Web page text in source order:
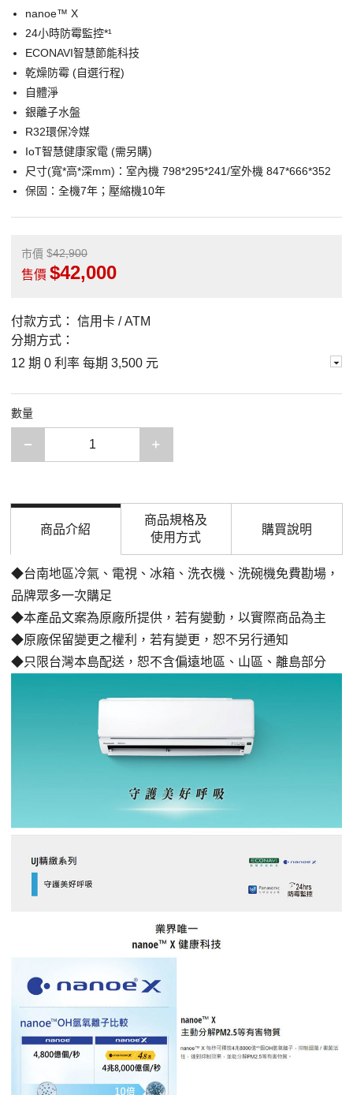
nanoe™ X
24小時防霉監控*¹
ECONAVI智慧節能科技
乾燥防霉 (自選行程)
自體淨
銀離子水盤
R32環保冷媒
IoT智慧健康家電 (需另購)
尺寸(寬*高*深mm)：室內機 798*295*241/室外機 847*666*352
保固：全機7年；壓縮機10年
市價 42,900
售價 42,000
付款方式：
信用卡 / ATM
分期方式：
12 期 0 利率 每期 3,500 元
數量
減少一項
商品介紹
商品規格及
使用方式
購買說明
◆台南地區冷氣、電視、冰箱、洗衣機、洗碗機免費勘場，
品牌眾多一次購足
◆本產品文案為原廠所提供，若有變動，以實際商品為主
◆原廠保留變更之權利，若有變更，恕不另行通知
◆只限台灣本島配送，恕不含偏遠地區、山區、離島部分